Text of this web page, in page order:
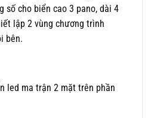
số cho biển cao 3 pano, dài 4
lập 2 vùng chương trình
bên.
led ma trận 2 mặt trên phần